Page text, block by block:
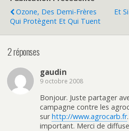
Ozone, Des Demi-Frères
Qui Protègent Et Qui Tuent
Et
2 réponses
gaudin
9 octobre 2008
Bonjour. Juste partager
campagne contre les
surhttp://www.agrocarb.fr
important. Merci de